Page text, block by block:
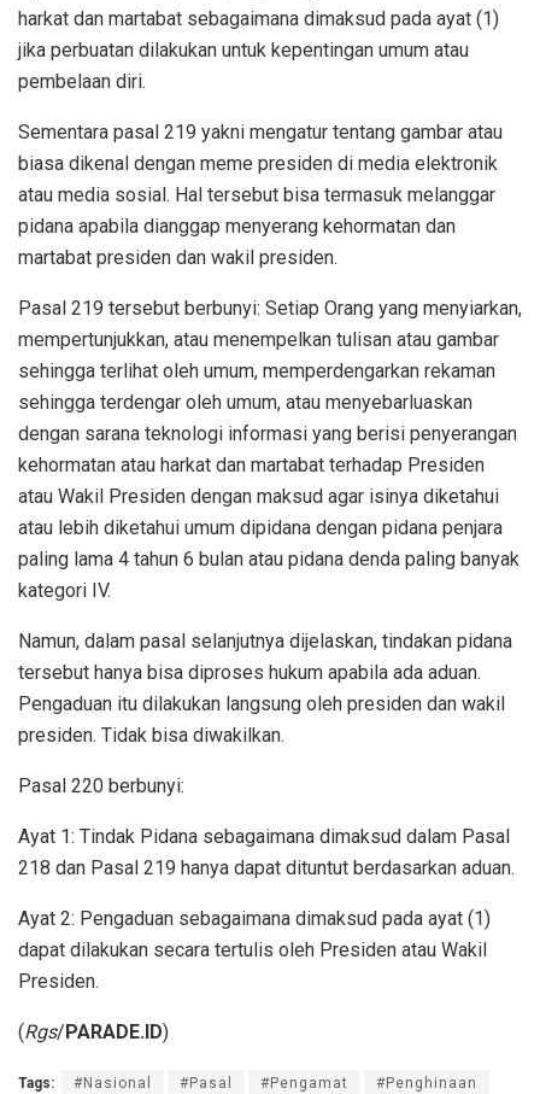
harkat dan martabat sebagaimana dimaksud pada ayat (1)
jika perbuatan dilakukan untuk kepentingan umum atau
pembelaan diri.
Sementara pasal 219 yakni mengatur tentang gambar atau
biasa dikenal dengan meme presiden di media elektronik
atau media sosial. Hal tersebut bisa termasuk melanggar
pidana apabila dianggap menyerang kehormatan dan
martabat presiden dan wakil presiden.
Pasal 219 tersebut berbunyi: Setiap Orang yang menyiarkan,
mempertunjukkan, atau menempelkan tulisan atau gambar
sehingga terlihat oleh umum, memperdengarkan rekaman
sehingga terdengar oleh umum, atau menyebarluaskan
dengan sarana teknologi informasi yang berisi penyerangan
kehormatan atau harkat dan martabat terhadap Presiden
atau Wakil Presiden dengan maksud agar isinya diketahui
atau lebih diketahui umum dipidana dengan pidana penjara
paling lama 4 tahun 6 bulan atau pidana denda paling banyak
kategori IV.
Namun, dalam pasal selanjutnya dijelaskan, tindakan pidana
tersebut hanya bisa diproses hukum apabila ada aduan.
Pengaduan itu dilakukan langsung oleh presiden dan wakil
presiden. Tidak bisa diwakilkan.
Pasal 220 berbunyi:
Ayat 1: Tindak Pidana sebagaimana dimaksud dalam Pasal
218 dan Pasal 219 hanya dapat dituntut berdasarkan aduan.
Ayat 2: Pengaduan sebagaimana dimaksud pada ayat (1)
dapat dilakukan secara tertulis oleh Presiden atau Wakil
Presiden.
(Rgs/PARADE.ID)
Tags: #Nasional #Pasal #Pengamat #Penghinaan